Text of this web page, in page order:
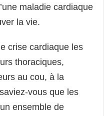
maladie cardiaque
la vie.
crise cardiaque les
thoraciques,
au cou, à la
vous que les
ensemble de